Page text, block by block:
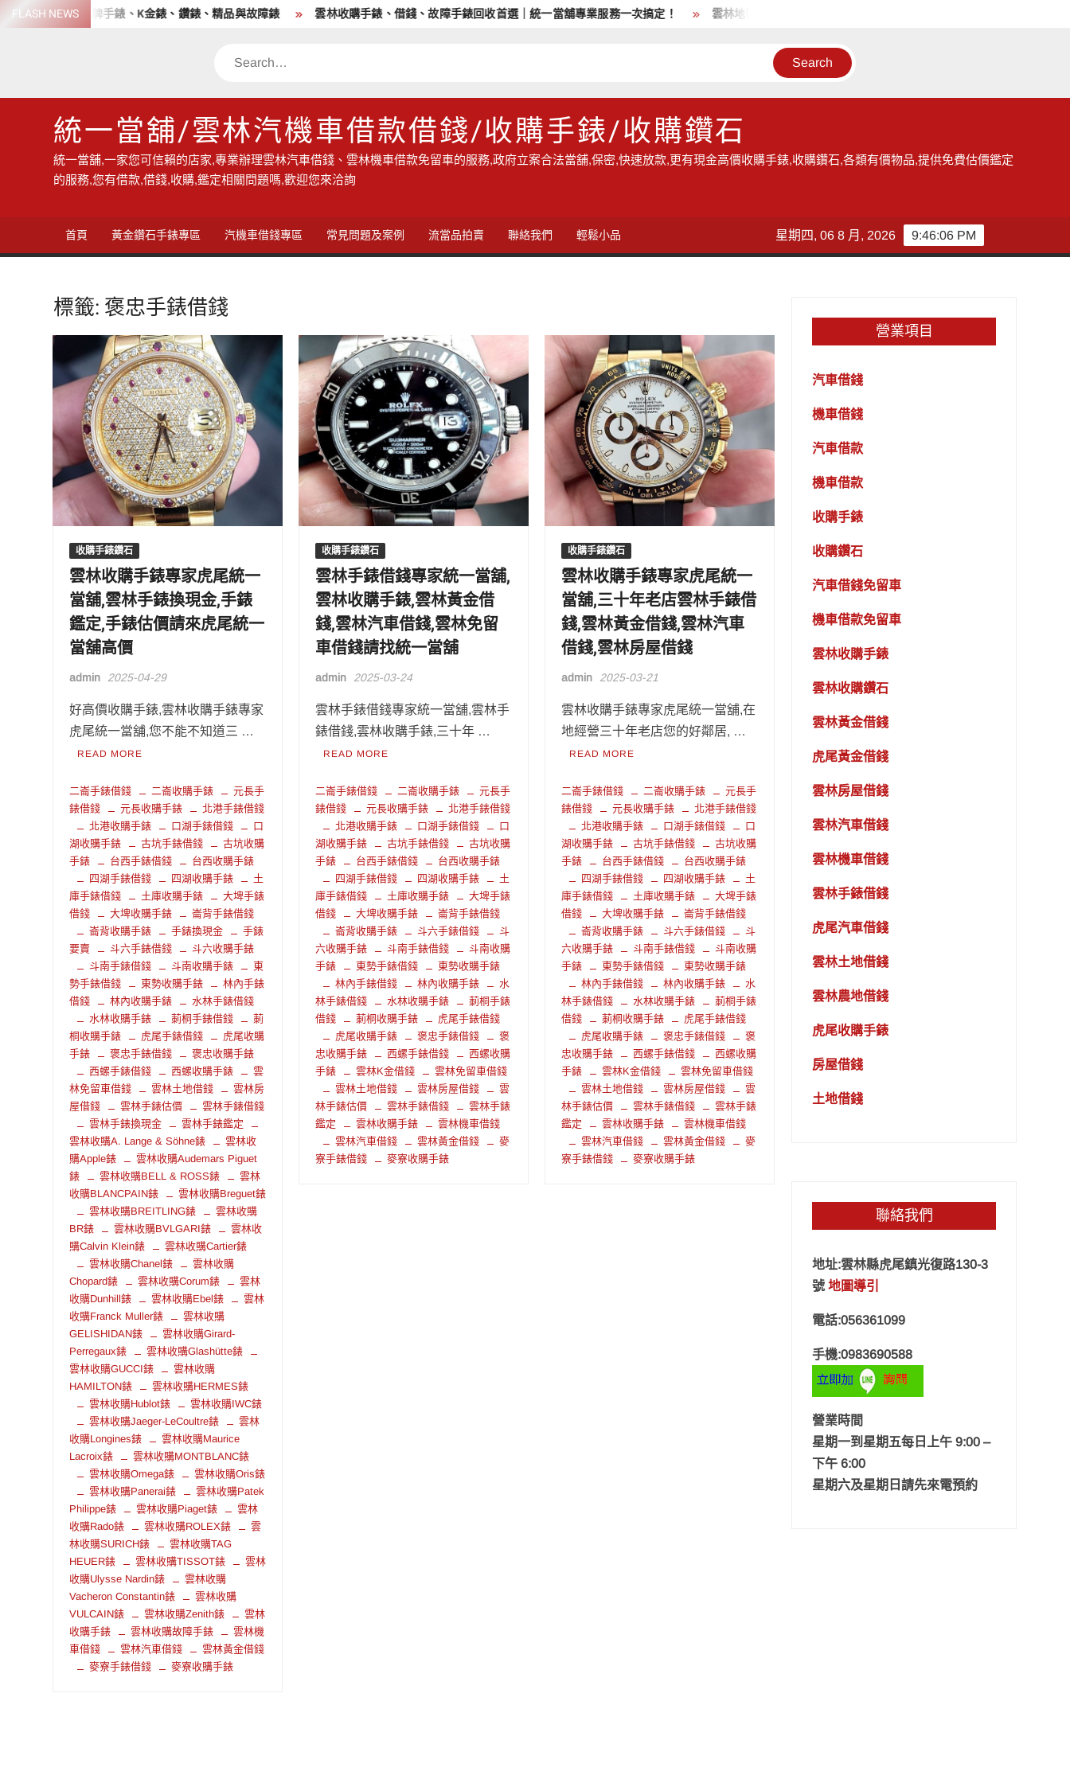
SkipFLASH NEWS
價收購各品牌手錶、K金錶、鑽錶、精品與故障錶 雲林收購手錶、借錢、故障手錶回收首選｜統一當舖專業服務一次搞定！ 雲林地區的收購手錶服務,讓您獲得現金高價雲林收購手錶的機會
Search
統一當舖/雲林汽機車借款借錢/收購手錶/收購鑽石
統一當舖,一家您可信賴的店家,專業辦理雲林汽車借錢、雲林機車借款免留車的服務,政府立案合法當舖,保密,快速放款,更有現金高價收購手錶,收購鑽石,各類有價物品,提供免費估價鑑定
的服務,您有借款,借錢,收購,鑑定相關問題嗎,歡迎您來洽詢
首頁 黃金鑽石手錶專區 汽機車借錢專區 常見問題及案例 流當品拍賣 聯絡我們 輕鬆小品 9:46:06 PM
星期四, 06 8 月, 2026
標籤: 褒忠手錶借錢
收購手錶鑽石
雲林收購手錶專家虎尾統一
當舖,雲林手錶換現金,手錶
鑑定,手錶估價請來虎尾統一
當舖高價
admin 2025-04-29
好高價收購手錶,雲林收購手錶專家
虎尾統一當舖,您不能不知道三 …
READ MORE
二崙手錶借錢 二崙收購手錶
元長手
錶借錢
元長收購手錶
北港手錶借錢
北港收購手錶
口湖手錶借錢
口
湖收購手錶
古坑手錶借錢
古坑收購
手錶
台西手錶借錢
台西收購手錶
四湖手錶借錢
四湖收購手錶
土
庫手錶借錢
土庫收購手錶
大埤手錶
借錢
大埤收購手錶
崙背手錶借錢
崙背收購手錶
手錶換現金
手錶
要賣
斗六手錶借錢
斗六收購手錶
斗南手錶借錢
斗南收購手錶
東
勢手錶借錢
東勢收購手錶
林內手錶
借錢
林內收購手錶
水林手錶借錢
水林收購手錶
莿桐手錶借錢
莿
桐收購手錶
虎尾手錶借錢
虎尾收購
手錶
褒忠手錶借錢
褒忠收購手錶
西螺手錶借錢
西螺收購手錶
雲
林免留車借錢
雲林土地借錢
雲林房
屋借錢
雲林手錶估價
雲林手錶借錢
雲林手錶換現金
雲林手錶鑑定
雲林收購A. Lange & Söhne錶
雲林收
購Apple錶
雲林收購Audemars Piguet
錶
雲林收購BELL & ROSS錶
雲林
收購BLANCPAIN錶
雲林收購Breguet錶
雲林收購BREITLING錶
雲林收購
BR錶
雲林收購BVLGARI錶
雲林收
購Calvin Klein錶
雲林收購Cartier錶
雲林收購Chanel錶
雲林收購
Chopard錶
雲林收購Corum錶
雲林
收購Dunhill錶
雲林收購Ebel錶
雲林
收購Franck Muller錶
雲林收購
GELISHIDAN錶
雲林收購Girard-
Perregaux錶
雲林收購Glashütte錶
雲林收購GUCCI錶
雲林收購
HAMILTON錶
雲林收購HERMES錶
雲林收購Hublot錶
雲林收購IWC錶
雲林收購Jaeger-LeCoultre錶
雲林
收購Longines錶
雲林收購Maurice
Lacroix錶
雲林收購MONTBLANC錶
雲林收購Omega錶
雲林收購Oris錶
雲林收購Panerai錶
雲林收購Patek
Philippe錶
雲林收購Piaget錶
雲林
收購Rado錶
雲林收購ROLEX錶
雲
林收購SURICH錶
雲林收購TAG
HEUER錶
雲林收購TISSOT錶
雲林
收購Ulysse Nardin錶
雲林收購
Vacheron Constantin錶
雲林收購
VULCAIN錶
雲林收購Zenith錶
雲林
收購手錶
雲林收購故障手錶
雲林機
車借錢
雲林汽車借錢
雲林黃金借錢
麥寮手錶借錢
麥寮收購手錶
收購手錶鑽石
雲林手錶借錢專家統一當舖,
雲林收購手錶,雲林黃金借
錢,雲林汽車借錢,雲林免留
車借錢請找統一當舖
admin 2025-03-24
雲林手錶借錢專家統一當舖,雲林手
錶借錢,雲林收購手錶,三十年 …
READ MORE
二崙手錶借錢 二崙收購手錶
元長手
錶借錢
元長收購手錶
北港手錶借錢
北港收購手錶
口湖手錶借錢
口
湖收購手錶
古坑手錶借錢
古坑收購
手錶
台西手錶借錢
台西收購手錶
四湖手錶借錢
四湖收購手錶
土
庫手錶借錢
土庫收購手錶
大埤手錶
借錢
大埤收購手錶
崙背手錶借錢
崙背收購手錶
斗六手錶借錢
斗
六收購手錶
斗南手錶借錢
斗南收購
手錶
東勢手錶借錢
東勢收購手錶
林內手錶借錢
林內收購手錶
水
林手錶借錢
水林收購手錶
莿桐手錶
借錢
莿桐收購手錶
虎尾手錶借錢
虎尾收購手錶
褒忠手錶借錢
褒
忠收購手錶
西螺手錶借錢
西螺收購
手錶
雲林K金借錢
雲林免留車借錢
雲林土地借錢
雲林房屋借錢
雲
林手錶估價
雲林手錶借錢
雲林手錶
鑑定
雲林收購手錶
雲林機車借錢
雲林汽車借錢
雲林黃金借錢
麥
寮手錶借錢
麥寮收購手錶
收購手錶鑽石
雲林收購手錶專家虎尾統一
當舖,三十年老店雲林手錶借
錢,雲林黃金借錢,雲林汽車
借錢,雲林房屋借錢
admin 2025-03-21
雲林收購手錶專家虎尾統一當舖,在
地經營三十年老店您的好鄰居, …
READ MORE
二崙手錶借錢 二崙收購手錶
元長手
錶借錢
元長收購手錶
北港手錶借錢
北港收購手錶
口湖手錶借錢
口
湖收購手錶
古坑手錶借錢
古坑收購
手錶
台西手錶借錢
台西收購手錶
四湖手錶借錢
四湖收購手錶
土
庫手錶借錢
土庫收購手錶
大埤手錶
借錢
大埤收購手錶
崙背手錶借錢
崙背收購手錶
斗六手錶借錢
斗
六收購手錶
斗南手錶借錢
斗南收購
手錶
東勢手錶借錢
東勢收購手錶
林內手錶借錢
林內收購手錶
水
林手錶借錢
水林收購手錶
莿桐手錶
借錢
莿桐收購手錶
虎尾手錶借錢
虎尾收購手錶
褒忠手錶借錢
褒
忠收購手錶
西螺手錶借錢
西螺收購
手錶
雲林K金借錢
雲林免留車借錢
雲林土地借錢
雲林房屋借錢
雲
林手錶估價
雲林手錶借錢
雲林手錶
鑑定
雲林收購手錶
雲林機車借錢
雲林汽車借錢
雲林黃金借錢
麥
寮手錶借錢
麥寮收購手錶
營業項目
汽車借錢
機車借錢
汽車借款
機車借款
收購手錶
收購鑽石
汽車借錢免留車
機車借款免留車
雲林收購手錶
雲林收購鑽石
雲林黃金借錢
虎尾黃金借錢
雲林房屋借錢
雲林汽車借錢
雲林機車借錢
雲林手錶借錢
虎尾汽車借錢
雲林土地借錢
雲林農地借錢
虎尾收購手錶
房屋借錢
土地借錢
聯絡我們
地址:雲林縣虎尾鎮光復路130-3
號地圖導引
電話:056361099
手機:0983690588
營業時間
星期一到星期五每日上午 9:00 –
下午 6:00
星期六及星期日請先來電預約